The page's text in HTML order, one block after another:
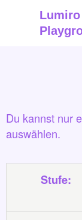
springen
Lumiro
Du kannst nur
auswählen.